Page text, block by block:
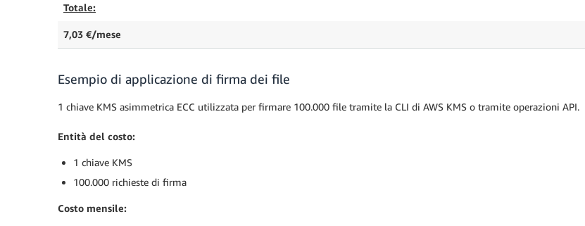
Totale:
7,03 €/mese
Esempio di applicazione di firma dei file
1 chiave KMS asimmetrica ECC utilizzata per firmare 100.000 file tramite la CLI di AWS KMS o tramite operazioni API.
Entità del costo:
1 chiave KMS
100.000 richieste di firma
Costo mensile: